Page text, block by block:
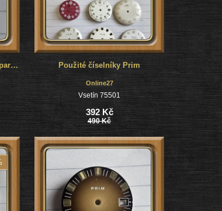
Funkční strojek KAL.010 Postpartak Použité číselníky Prim
Online27
Vsetín 75501
392 Kč
490 Kč